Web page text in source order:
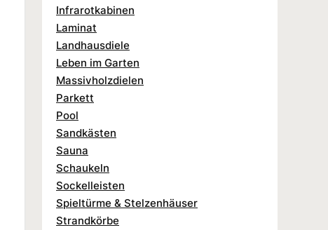
Infrarotkabinen
Laminat
Landhausdiele
Leben im Garten
Massivholzdielen
Parkett
Pool
Sandkästen
Sauna
Schaukeln
Sockelleisten
Spieltürme & Stelzenhäuser
Strandkörbe